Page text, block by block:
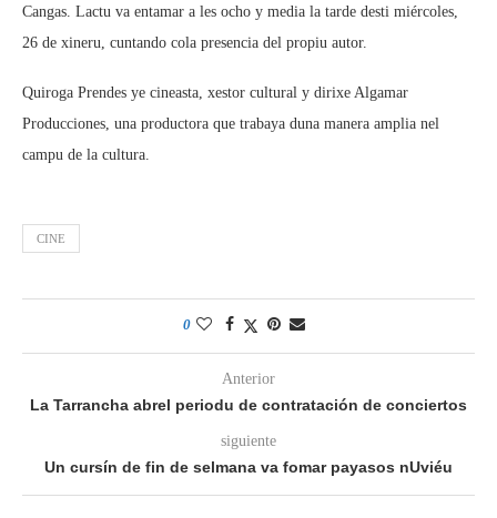
Cangas. Lactu va entamar a les ocho y media la tarde desti miércoles,
26 de xineru, cuntando cola presencia del propiu autor.
Quiroga Prendes ye cineasta, xestor cultural y dirixe Algamar
Producciones, una productora que trabaya duna manera amplia nel
campu de la cultura.
CINE
0
Anterior
La Tarrancha abrel periodu de contratación de conciertos
siguiente
Un cursín de fin de selmana va fomar payasos nUviéu